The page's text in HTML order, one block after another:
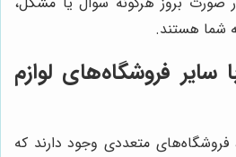
شما هستند.
سایر فروشگاه‌های لوازم
فروشگاه‌های متعددی وجود دارند که